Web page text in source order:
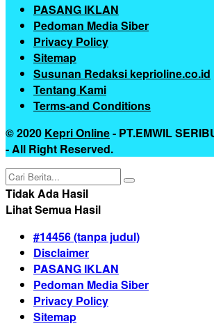
PASANG IKLAN
Pedoman Media Siber
Privacy Policy
Sitemap
Susunan Redaksi keprioline.co.id
Tentang Kami
Terms-and Conditions
© 2020 Kepri Online- PT.EMWIL
- All Right Reserved.
Tidak Ada Hasil
Lihat Semua Hasil
#14456 (tanpa judul)
Disclaimer
PASANG IKLAN
Pedoman Media Siber
Privacy Policy
Sitemap